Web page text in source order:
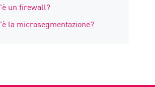
un firewall?
la microsegmentazione?